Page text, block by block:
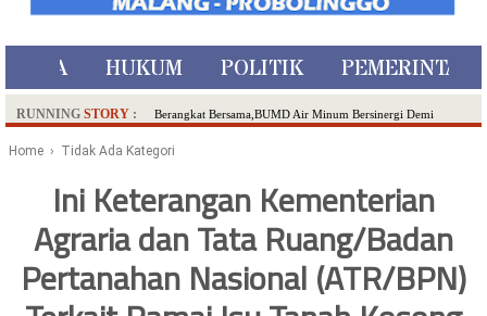
HUKUM POLITIK
RUNNING STORY : Berangkat Bersama,BUMD Air Minum Bersinergi Demi
Ditangkap di Kediri,Satu Buron
SDN Sumberejo 02 Kota Batu Kembangkan Program Inovasi
Literasi Melalui LASKAR JODA, Usung Filosofi Gelar Sehelai
Tikar
Ambulance Dari Berbagai Daerah Padati Kota Wisata Batu
Home › Tidak Ada Kategori
Ini Keterangan Kementerian
Agraria dan Tata Ruang/Badan
Pertanahan Nasional (ATR/BPN)